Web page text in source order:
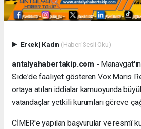
Erkek| Kadın (Haberi Sesli Oku)
antalyahabertakip.com -
Side'de faaliyet gösteren Vox Maris
ortaya atılan iddialar kamuoyunda
vatandaşlar yetkili kurumları göreve
CİMER'e yapılan başvurular ve resmî